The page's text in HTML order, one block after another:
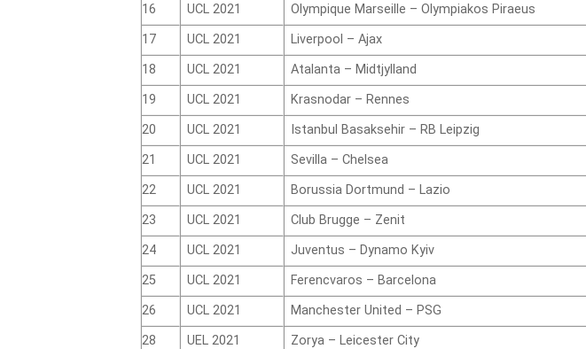
16
UCL 2021 Olympique Marseille – Olympiakos Piraeus
17
UCL 2021 Liverpool – Ajax
18
UCL 2021 Atalanta – Midtjylland
19
UCL 2021 Krasnodar – Rennes
20
UCL 2021 Istanbul Basaksehir – RB Leipzig
21
UCL 2021 Sevilla – Chelsea
22
UCL 2021 Borussia Dortmund – Lazio
23
UCL 2021 Club Brugge – Zenit
24
UCL 2021 Juventus – Dynamo Kyiv
25
UCL 2021 Ferencvaros – Barcelona
26
UCL 2021 Manchester United – PSG
28
UEL 2021 Zorya – Leicester City